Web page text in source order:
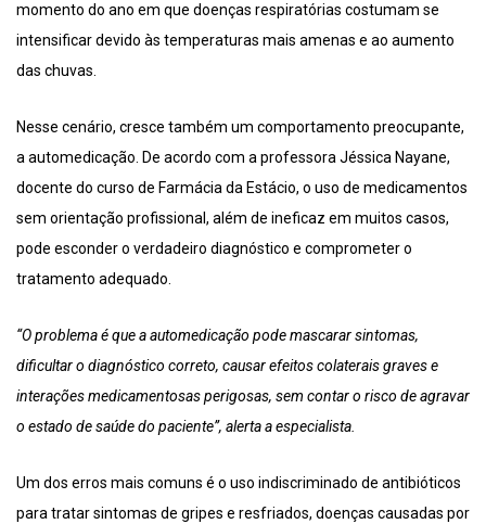
momento do ano em que doenças respiratórias costumam se
intensificar devido às temperaturas mais amenas e ao aumento
das chuvas.
Nesse cenário, cresce também um comportamento preocupante,
a automedicação. De acordo com a professora Jéssica Nayane,
docente do curso de Farmácia da Estácio, o uso de medicamentos
sem orientação profissional, além de ineficaz em muitos casos,
pode esconder o verdadeiro diagnóstico e comprometer o
tratamento adequado.
“O problema é que a automedicação pode mascarar sintomas,
dificultar o diagnóstico correto, causar efeitos colaterais graves e
interações medicamentosas perigosas, sem contar o risco de agravar
o estado de saúde do paciente”, alerta a especialista.
Um dos erros mais comuns é o uso indiscriminado de antibióticos
para tratar sintomas de gripes e resfriados, doenças causadas por